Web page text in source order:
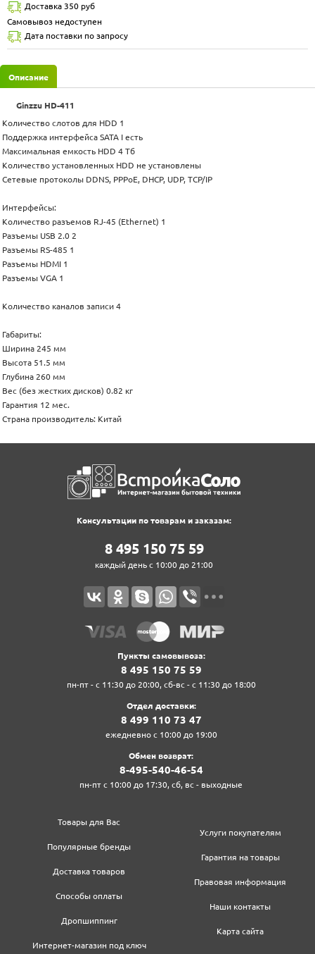
Доставка 350 руб
Самовывоз недоступен
Дата поставки по запросу
Описание
Ginzzu HD-411
Количество слотов для HDD 1
Поддержка интерфейса SATA I есть
Максимальная емкость HDD 4 Тб
Количество установленных HDD не установлены
Сетевые протоколы DDNS, PPPoE, DHCP, UDP, TCP/IP
Интерфейсы:
Количество разъемов RJ-45 (Ethernet) 1
Разъемы USB 2.0 2
Разъемы RS-485 1
Разъемы HDMI 1
Разъемы VGA 1
Количество каналов записи 4
Габариты:
Ширина 245 мм
Высота 51.5 мм
Глубина 260 мм
Вес (без жестких дисков) 0.82 кг
Гарантия 12 мес.
Страна производитель: Китай
Консультации по товарам и заказам:
8‍ 4‍9‍5‍ 1‍5‍0‍ 7‍5‍ 5‍9‍
каждый день с 10:00 до 21:00
Пункты самовывоза:
8‍ 4‍9‍5‍ 1‍5‍0‍ 7‍5‍ 5‍9‍
пн-пт - с 11:30 до 20:00, сб-вс - с 11:30 до 18:00
Отдел доставки:
8‍ 4‍9‍9‍ 1‍1‍0‍ 7‍3‍ 4‍7‍
ежедневно с 10:00 до 19:00
Обмен возврат:
8‍-4‍9‍5‍-5‍4‍0‍-4‍6‍-5‍4‍
пн-пт с 10:00 до 17:30, сб, вс - выходные
Товары для Вас
Популярные бренды
Доставка товаров
Способы оплаты
Дропшиппинг
Интернет-магазин под ключ
Услуги покупателям
Гарантия на товары
Правовая информация
Наши контакты
Карта сайта